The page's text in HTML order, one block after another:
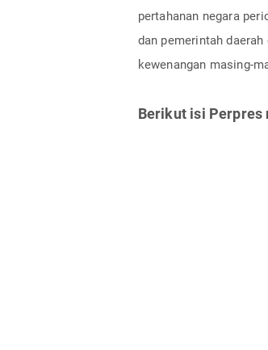
pertahanan negara
dan pemerintah
kewenangan masing-
Berikut isi Perpres